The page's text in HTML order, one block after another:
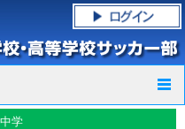
中学